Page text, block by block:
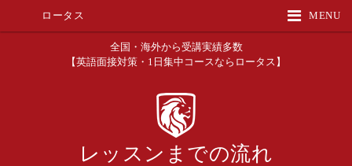
MENU
ロータス
全国・海外から受講実績多数
【英語面接対策・1日集中コースならロータス】
レッスンまでの流れ